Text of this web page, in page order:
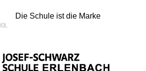
Die Schule ist die Marke